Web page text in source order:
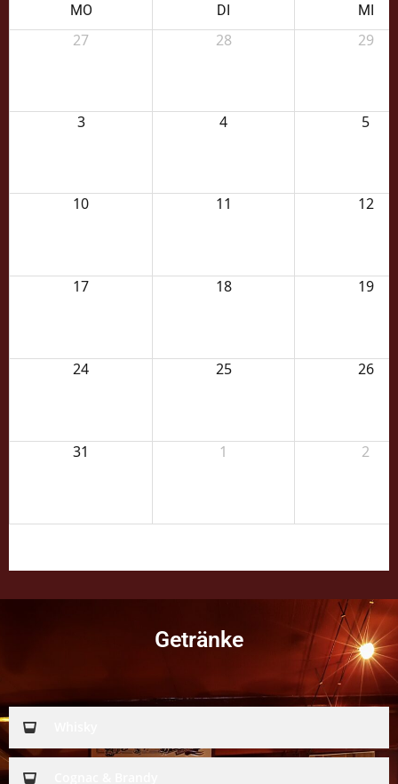
MO DI MI
27 28 29
3 4 5
10 11 12
17 18 19
24 25 26
31 1 2
Getränke